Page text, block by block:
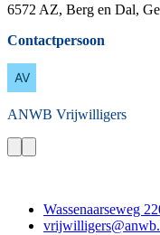
6572 AZ, Berg en Dal,
Contactpersoon
ANWB Vrijwilligers
Wassenaarseweg